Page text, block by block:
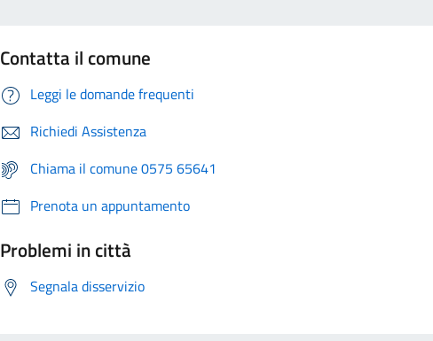
Contatta il comune
Leggi le domande frequenti
Richiedi Assistenza
Chiama il comune 0575 65641
Prenota un appuntamento
Problemi in città
Segnala disservizio